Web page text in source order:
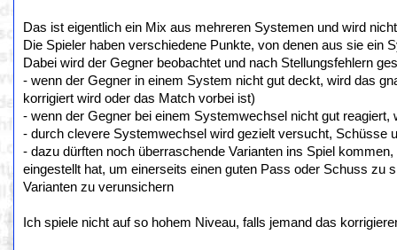
Das ist eigentlich ein Mix aus mehreren Systemen und wird
Die Spieler haben verschiedene Punkte, von denen aus sie ein
Dabei wird der Gegner beobachtet und nach Stellungsfehlern
- wenn der Gegner in einem System nicht gut deckt, wird das
korrigiert wird oder das Match vorbei ist)
- wenn der Gegner bei einem Systemwechsel nicht gut reagiert,
- durch clevere Systemwechsel wird gezielt versucht, Schüsse
- dazu dürften noch überraschende Varianten ins Spiel
eingestellt hat, um einerseits einen guten Pass oder Schuss zu
Varianten zu verunsichern
Ich spiele nicht auf so hohem Niveau, falls jemand das